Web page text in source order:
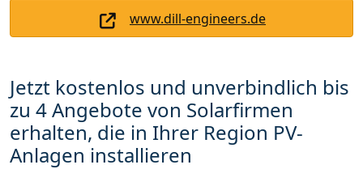
www.dill-engineers.de
Jetzt kostenlos und unverbindlich bis
zu 4 Angebote von Solarfirmen
erhalten, die in Ihrer Region PV-
Anlagen installieren